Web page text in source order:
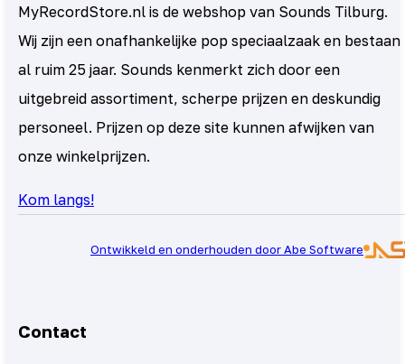
MyRecordStore.nl is de webshop van Sounds Tilburg.
Wij zijn een onafhankelijke pop speciaalzaak en bestaan
al ruim 25 jaar. Sounds kenmerkt zich door een
uitgebreid assortiment, scherpe prijzen en deskundig
personeel. Prijzen op deze site kunnen afwijken van
onze winkelprijzen.
Kom langs!
Ontwikkeld en onderhouden door Abe Software
Contact